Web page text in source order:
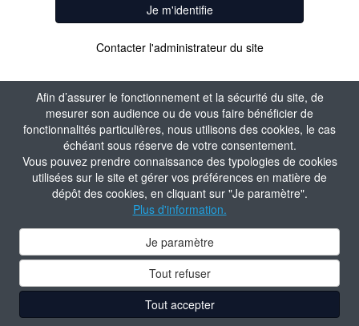
Afin d’assurer le fonctionnement et la sécurité du site, de
mesurer son audience ou de vous faire bénéficier de
fonctionnalités particulières, nous utilisons des cookies, le cas
échéant sous réserve de votre consentement.
Vous pouvez prendre connaissance des typologies de cookies
utilisées sur le site et gérer vos préférences en matière de
dépôt des cookies, en cliquant sur "Je paramètre".
Plus d'information.
Je paramètre
Tout refuser
Tout accepter
Je m'identifie
Contacter l'administrateur du site